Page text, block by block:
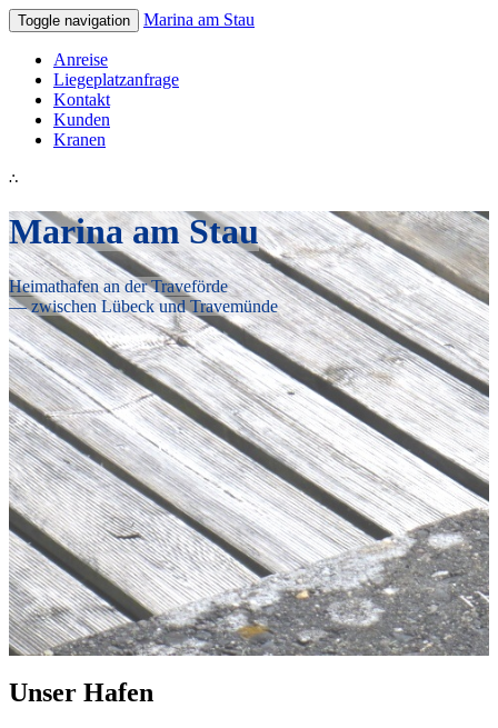
Toggle navigation Marina am Stau
Anreise
Liegeplatzanfrage
Kontakt
Kunden
Kranen
∴
Marina am Stau
Heimathafen an der Traveförde
— zwischen Lübeck und Travemünde
Unser Hafen